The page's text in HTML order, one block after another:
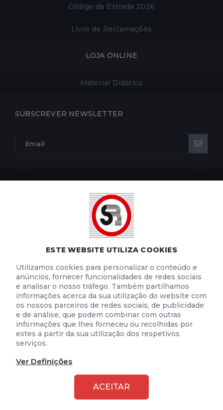
ESTE WEBSITE UTILIZA COOKIES
Utilizamos cookies para personalizar o conteúdo e
anúncios, fornecer funcionalidades de redes sociais
e analisar o nosso tráfego. Também partilhamos
informações acerca da sua utilização do website com
os nossos parceiros de redes sociais, de publicidade
e de análise, que podem combinar com outras
informações que lhes forneceu ou recolhidas por
estes a partir da sua utilização dos respetivos
serviços.
Ver Definições
ACEITAR
Código da Estrada 2026
Livro de Reclamações
LOJA ONLINE
Material Didático
SUBSCREVER NEWSLETTER
POLÍTICA DE COOKIES
TERMOS E CONDIÇÕES DE UTILIZAÇÃO